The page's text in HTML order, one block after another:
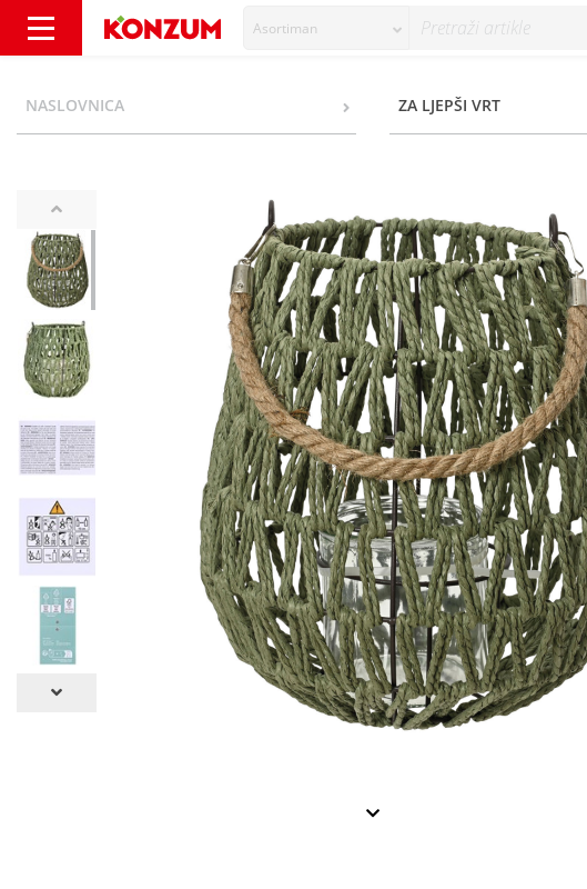
Asortiman
NASLOVNICA ZA LJEPŠI VRT